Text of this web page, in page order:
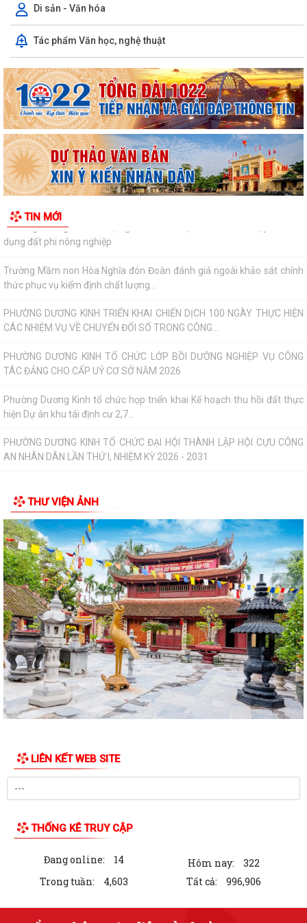
Di sản - Văn hóa
Tác phẩm Văn học, nghệ thuật
TIN MỚI
đồng nhân dân thành phố tại...
Phường Dương Kinh hỗ trợ người dân cài đặt eTax Mobile, nộp thuế sử
dụng đất phi nông nghiệp
Trường Mầm non Hòa Nghĩa đón Đoàn đánh giá ngoài khảo sát chính
thức phục vụ kiểm định chất lượng...
PHƯỜNG DƯƠNG KINH TRIỂN KHAI CHIẾN DỊCH 100 NGÀY THỰC HIỆN
CÁC NHIỆM VỤ VỀ CHUYỂN ĐỔI SỐ TRONG CÔNG...
TÁC ĐẢNG CHO CẤP UỶ CƠ SỞ NĂM 2026
Phường Dương Kinh tổ chức họp triển khai Kế hoạch thu hồi đất thực
PHƯỜNG DƯƠNG KINH TỔ CHỨC ĐẠI HỘI THÀNH LẬP HỘI CỰU CÔNG
PHƯỜNG DƯƠNG KINH DUY TRÌ HIỆU QUẢ MÔ HÌNH “TRẢ KẾT QUẢ THỦ
Phường Dương Kinh tham dự Hội nghị tiếp xúc cử tri sau Kỳ họp
Đội bóng U10 phường Dương Kinh tham dự khai mạc Giải Bóng đá Hoa
Những chương trình tín dụng ưu đãi hỗ trợ học sinh, sinh viên trên địa
Phường Dương Kinh thống nhất công tác chuẩn bị Kỳ họp thứ 5 (Kỳ
họp chuyên đề năm 2026) HĐND phường...
Công đoàn phường Dương Kinh công bố quyết định kết nạp đoàn viên,
thành lập 05 công đoàn cơ sở mới
Lãnh đạo phường Dương Kinh kiểm tra công tác điều tra, khảo sát, đo
đạc, kiểm đếm phục vụ Dự án...
Ban Kinh tế - Ngân sách HĐND phường Dương Kinh khảo sát các dự án
dự kiến Kế hoạch đầu tư công năm...
Quyết định về việc công bố Danh mục thủ tục hành chính mới ban
hành, được sửa đổi, bổ sung và bị...
Quyết định về việc công bố thủ tục hành chính đặc thù mới ban hành
Quyết định về việc phê duyệt quy trình nội bộ giải quyết thủ tục hành
chính thuộc phạm vi chức năng...
đất đai theo quy định tại Điều...
lĩnh vực đất đai và trình tự,...
Phường Dương Kinh tham dự hội nghị trực tuyến về đẩy nhanh tiến độ
THƯ VIỆN ẢNH
LIÊN KẾT WEB SITE
THỐNG KÊ TRUY CẬP
Đang online: 14 Hôm nay:
322
Trong tuần:
4,603 Tất cả: 996,906